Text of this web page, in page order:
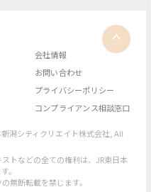
会社情報
お問い合わせ
プライバシーポリシー
コンプライアンス相談窓口
潟シティクリエイト株式会社, All
トなどの全ての権利は、JR東日本
。
無断転載を禁じます。